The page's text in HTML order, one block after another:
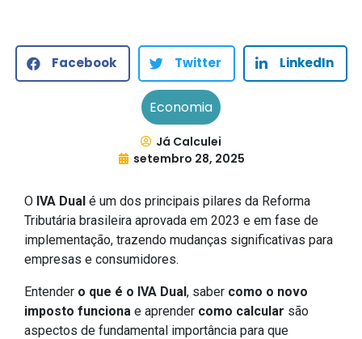
Facebook Twitter LinkedIn
Economia
Já Calculei
setembro 28, 2025
O IVA Dual é um dos principais pilares da Reforma
Tributária brasileira aprovada em 2023 e em fase de
implementação, trazendo mudanças significativas para
empresas e consumidores.
Entender o que é o IVA Dual, saber como o novo
imposto funciona e aprender como calcular são
aspectos de fundamental importância para que